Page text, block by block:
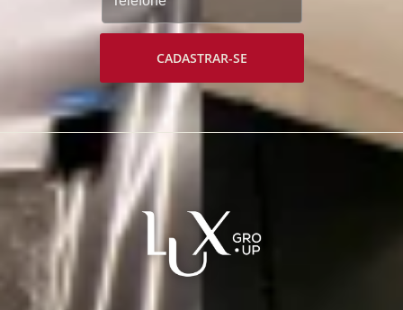
CADASTRAR-SE